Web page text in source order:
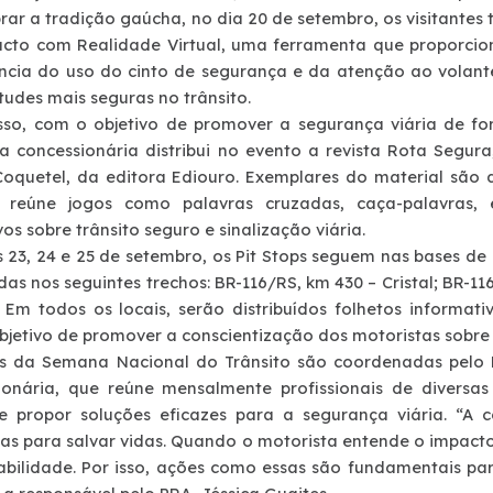
a tradição gaúcha, no dia 20 de setembro, os
com Realidade Virtual, uma ferramenta que
do uso do cinto de segurança e da atenção ao
mais seguras no trânsito.
com o objetivo de promover a segurança viária de
concessionária distribui no evento a revista Rota Segura
da editora Ediouro. Exemplares do material são
reúne jogos como palavras cruzadas, caça-
sobre trânsito seguro e sinalização viária.
23, 24 e 25 de setembro, os Pit Stops seguem nas bases
nos seguintes trechos: BR-116/RS, km 430 – Cristal; BR-
Em todos os locais, serão distribuídos folhetos
de promover a conscientização dos motoristas
da Semana Nacional do Trânsito são coordenadas
que reúne mensalmente profissionais de
propor soluções eficazes para a segurança viária. “A
para salvar vidas. Quando o motorista entende o
Por isso, ações como essas são fundamentais